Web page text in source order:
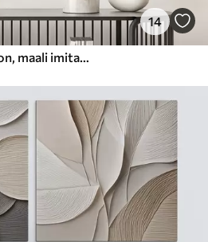
14
Abstraktne kompositsioon, maali imitatsioon